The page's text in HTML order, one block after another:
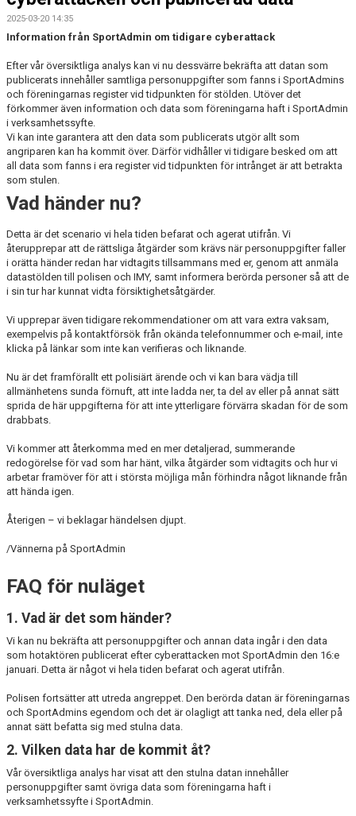
2025-03-20 14:35
Information från SportAdmin om tidigare cyberattack
Efter vår översiktliga analys kan vi nu dessvärre bekräfta att datan som
publicerats innehåller samtliga personuppgifter som fanns i SportAdmins
och föreningarnas register vid tidpunkten för stölden. Utöver det
förkommer även information och data som föreningarna haft i SportAdmin
i verksamhetssyfte.
Vi kan inte garantera att den data som publicerats utgör allt som
angriparen kan ha kommit över. Därför vidhåller vi tidigare besked om att
all data som fanns i era register vid tidpunkten för intrånget är att betrakta
som stulen.
Vad händer nu?
Detta är det scenario vi hela tiden befarat och agerat utifrån. Vi
återupprepar att de rättsliga åtgärder som krävs när personuppgifter faller
i orätta händer redan har vidtagits tillsammans med er, genom att anmäla
datastölden till polisen och IMY, samt informera berörda personer så att de
i sin tur har kunnat vidta försiktighetsåtgärder.
Vi upprepar även tidigare rekommendationer om att vara extra vaksam,
exempelvis på kontaktförsök från okända telefonnummer och e-mail, inte
klicka på länkar som inte kan verifieras och liknande.
Nu är det framförallt ett polisiärt ärende och vi kan bara vädja till
allmänhetens sunda förnuft, att inte ladda ner, ta del av eller på annat sätt
sprida de här uppgifterna för att inte ytterligare förvärra skadan för de som
drabbats.
Vi kommer att återkomma med en mer detaljerad, summerande
redogörelse för vad som har hänt, vilka åtgärder som vidtagits och hur vi
arbetar framöver för att i största möjliga mån förhindra något liknande från
att hända igen.
Återigen – vi beklagar händelsen djupt.
/Vännerna på SportAdmin
FAQ för nuläget
1. Vad är det som händer?
Vi kan nu bekräfta att personuppgifter och annan data ingår i den data
som hotaktören publicerat efter cyberattacken mot SportAdmin den 16:e
januari. Detta är något vi hela tiden befarat och agerat utifrån.
Polisen fortsätter att utreda angreppet. Den berörda datan är föreningarnas
och SportAdmins egendom och det är olagligt att tanka ned, dela eller på
annat sätt befatta sig med stulna data.
2. Vilken data har de kommit åt?
Vår översiktliga analys har visat att den stulna datan innehåller
personuppgifter samt övriga data som föreningarna haft i
verksamhetssyfte i SportAdmin.